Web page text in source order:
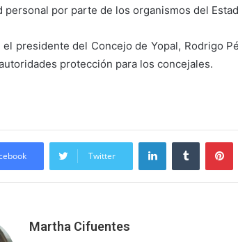
personal por parte de los organismos del
presidente del Concejo de Yopal, Rodrigo
protección para los concejales.
Twitter
LinkedInTumblr
Martha Cifuentes